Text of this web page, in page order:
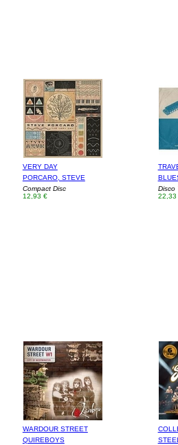
VERY DAY
PORCARO, STEVE
Compact Disc
12,93 €
Disco
22,33
WARDOUR STREET
QUIREBOYS